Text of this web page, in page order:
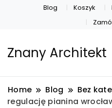
Blog Koszyk
Znany Architekt
Home Blog Bez
regulację pianina